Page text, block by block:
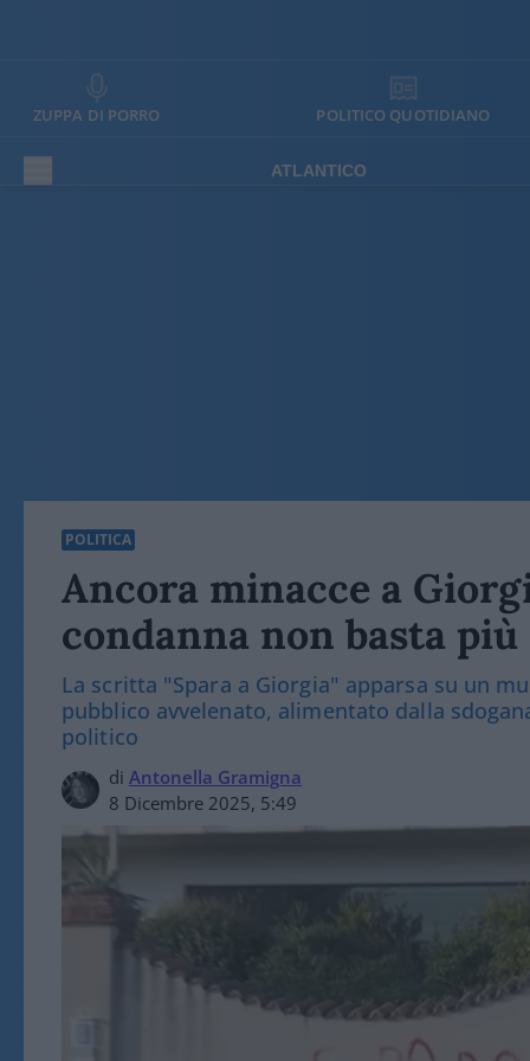
ZUPPA DI PORRO POLITICO QUOTIDIANO
ATLANTICO
POLITICA
Ancora minacce a
condanna non basta più
La scritta "Spara a Giorgia" apparsa su un
pubblico avvelenato, alimentato dalla
politico
di Antonella Gramigna
8 Dicembre 2025, 5:49